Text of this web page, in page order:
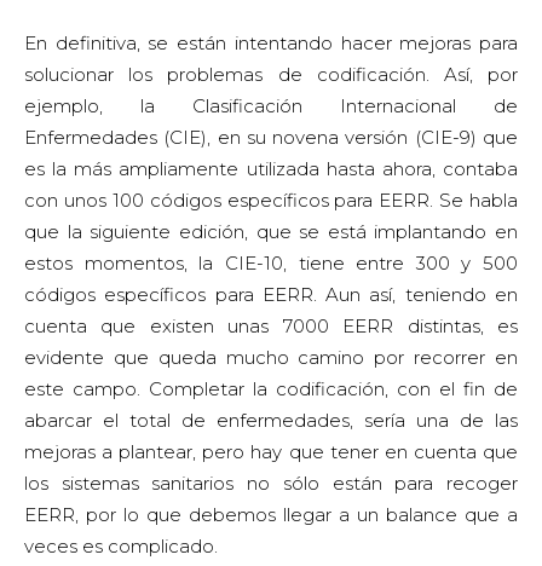
En definitiva, se están intentando hacer mejoras para
solucionar los problemas de codificación. Así, por
ejemplo, la Clasificación Internacional de
Enfermedades (CIE), en su novena versión (CIE-9) que
es la más ampliamente utilizada hasta ahora, contaba
con unos 100 códigos específicos para EERR. Se habla
que la siguiente edición, que se está implantando en
estos momentos, la CIE-10, tiene entre 300 y 500
códigos específicos para EERR. Aun así, teniendo en
cuenta que existen unas 7000 EERR distintas, es
evidente que queda mucho camino por recorrer en
este campo. Completar la codificación, con el fin de
abarcar el total de enfermedades, sería una de las
mejoras a plantear, pero hay que tener en cuenta que
los sistemas sanitarios no sólo están para recoger
EERR, por lo que debemos llegar a un balance que a
veces es complicado.